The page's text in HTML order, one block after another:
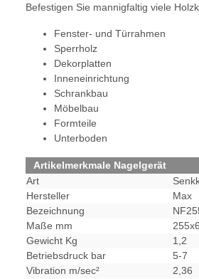
Befestigen Sie mannigfaltig viele
Fenster- und Türrahmen
Sperrholz
Dekorplatten
Inneneinrichtung
Schrankbau
Möbelbau
Formteile
Unterboden
Artikelmerkmale Nagelgerät
Art
Hersteller
Max
Bezeichnung
Maße mm
Gewicht Kg
1,2
Betriebsdruck bar
5-7
Vibration m/sec²
2,36